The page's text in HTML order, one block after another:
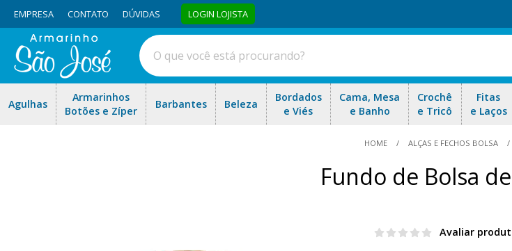
EMPRESA CONTATO DÚVIDAS LOGIN LOJISTA
Agulhas
Armarinhos
Botões e Zíper
Barbantes Beleza
Bordados
e Viés
Cama, Mesa
e Banho
Crochê
e Tricô
Fitas
e Laços
HOME ALÇAS E FECHOS BOLSA
Fundo de Bolsa
Avaliar